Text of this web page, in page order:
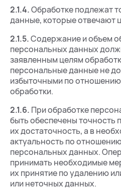
2.1.4.Обработке подлежат
данные, которые отвечают
2.1.5.Содержание и объем
персональных данных
заявленным целям
персональные данные не
избыточными по
обработки.
2.1.6. При обработке
быть обеспечены точность
их достаточность, а в
актуальность по
персональных данных.
принимать необходимые
их принятие по удалению
или неточных данных.